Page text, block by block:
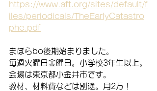
https://www.aft.org/sites/default/f
iles/periodicals/TheEarlyCatastro
phe.pdf
まほらbo後期始まりました。
毎週火曜日金曜日。小学校3年生以上。
会場は東京都小金井市です。
教材、材料費などは別途。月2万！